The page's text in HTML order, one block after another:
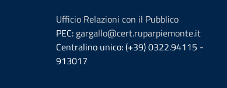
Ufficio Relazioni con il Pubblico
PEC: gargallo@cert.ruparpiemonte.it
Centralino unico: (+39) 0322.94115 -
913017